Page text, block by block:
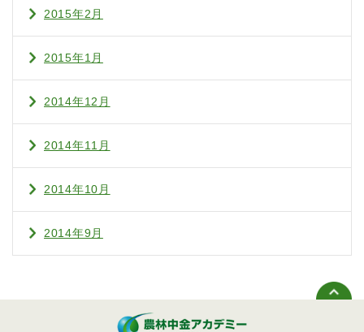
2015年2月
2015年1月
2014年12月
2014年11月
2014年10月
2014年9月